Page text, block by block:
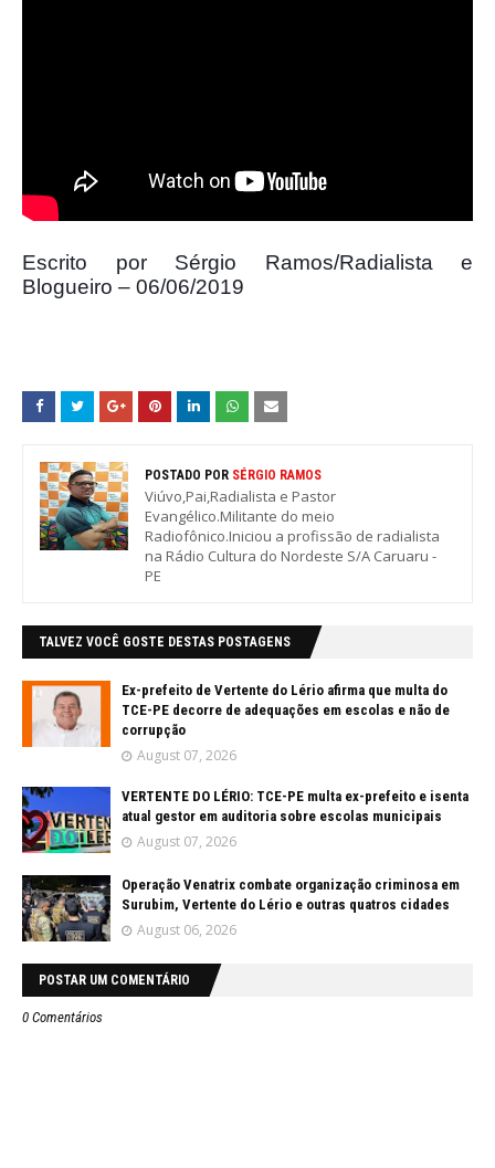
Escrito por Sérgio Ramos/Radialista e
Blogueiro – 06/06/2019
POSTADO POR SÉRGIO RAMOS
Viúvo,Pai,Radialista e Pastor
Evangélico.Militante do meio
Radiofônico.Iniciou a profissão de radialista
na Rádio Cultura do Nordeste S/A Caruaru -
PE
TALVEZ VOCÊ GOSTE DESTAS POSTAGENS
Ex-prefeito de Vertente do Lério afirma que multa do
TCE-PE decorre de adequações em escolas e não de
corrupção
August 07, 2026
VERTENTE DO LÉRIO: TCE-PE multa ex-prefeito e isenta
atual gestor em auditoria sobre escolas municipais
August 07, 2026
Operação Venatrix combate organização criminosa em
Surubim, Vertente do Lério e outras quatros cidades
August 06, 2026
POSTAR UM COMENTÁRIO
0 Comentários